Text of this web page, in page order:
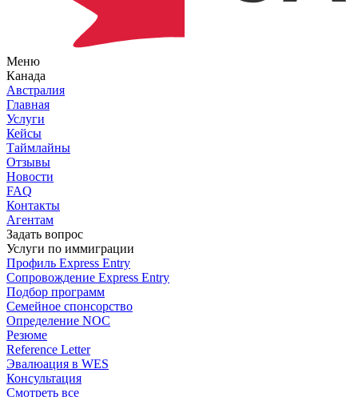
Меню
Канада
Австралия
Главная
Услуги
Кейсы
Таймлайны
Отзывы
Новости
FAQ
Контакты
Агентам
Задать вопрос
Услуги по иммиграции
Профиль Express Entry
Сопровождение Express Entry
Подбор программ
Семейное спонсорство
Определение NOC
Резюме
Reference Letter
Эвалюация в WES
Консультация
Смотреть все